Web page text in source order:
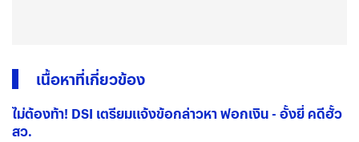
เนื้อหาที่เกี่ยวข้อง
ไม่ต้องท้า! DSI เตรียมแจ้งข้อกล่าวหา ฟอกเงิน - อั้งยี่ คดีฮั้ว
สว.